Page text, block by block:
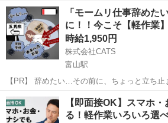
のミッションは、全国の「自動車メーカー」
製造現場に潜入就業し、当社に必要な人材を見
ることです！ 人材紹介のノウハ...
富山 富山市 工場 スタ
「モームリ仕事辞めた
に！！今こそ【軽作業
考…
時給1,950円
株式会社CATS
富山駅
【PR】 辞めたい…その前に、ちょっと立ち止
でも「もう限界」「辞めたい」って感じていませんか？
仕事を辞めた後って、想像以上に大変なんです。 ⸻
ているリア...
富山 富山市 富山駅 仕分け 時給
【即面接OK】スマホ
る！軽作業いろいろ選